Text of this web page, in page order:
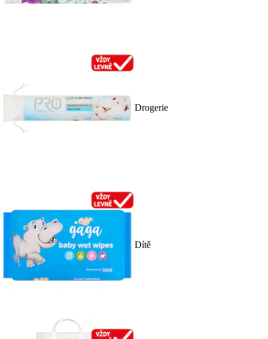
Drogerie
Dítě